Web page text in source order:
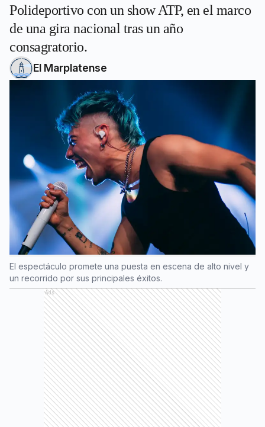
Polideportivo con un show ATP, en el marco
de una gira nacional tras un año
consagratorio.
El Marplatense
El espectáculo promete una puesta en escena de alto nivel y
un recorrido por sus principales éxitos.
Ads